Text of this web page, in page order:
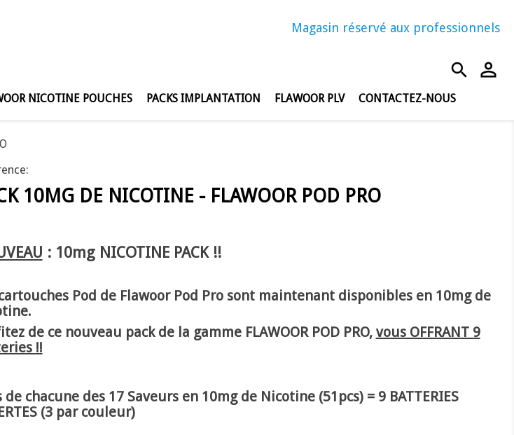
Magasin réservé aux professionnels
person_outline
search
NICOTINE POUCHES PACKS IMPLANTATION FLAWOOR PLV CONTACTEZ-NOUS
10MG DE NICOTINE - FLAWOOR POD PRO
: 10mg NICOTINE PACK !!
Pod de Flawoor Pod Pro sont maintenant disponibles en 10mg de
de ce nouveau pack de la gamme FLAWOOR POD PRO, vous OFFRANT 9
!!
de chacune des 17 Saveurs en 10mg de Nicotine (51pcs) = 9 BATTERIES
(3 par couleur)